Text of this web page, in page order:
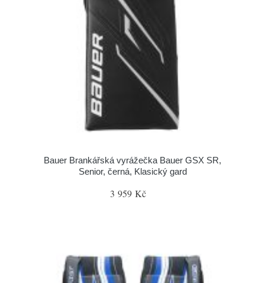
Bauer Brankářská vyrážečka Bauer GSX SR,
Senior, černá, Klasický gard
3 959 Kč